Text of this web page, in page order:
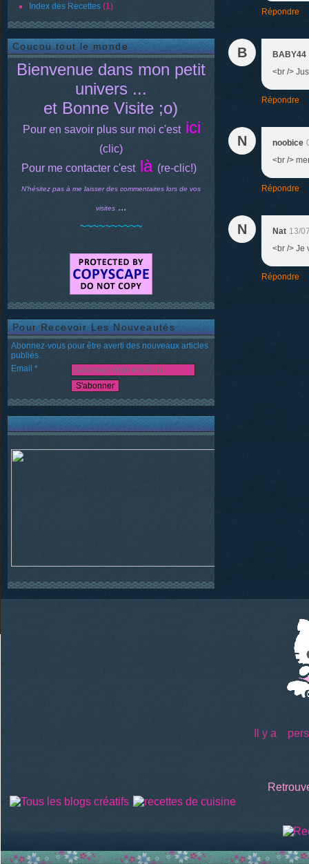
Index des Recettes (1)
Coucou tout le monde
Bienvenue dans mon petit
univers ...
et Bonne Visite ;o)
Pour en savoir plus sur moi c'est ici
(clic)
Pour me contacter c'est là (re-clic!)
N'hésitez pas à me laisser des commentaires lors de vos
visites ...
~~~~~~~~~~
Pour Recevoir Les Nouveautés
Abonnez-vous pour être averti des nouveaux articles
publiés.
Email
Répondre
B
BABY44
<br />
Répondre
N noobice
<br />
Répondre
N Nat 13/
<br /> Je
Répondre
Il y a